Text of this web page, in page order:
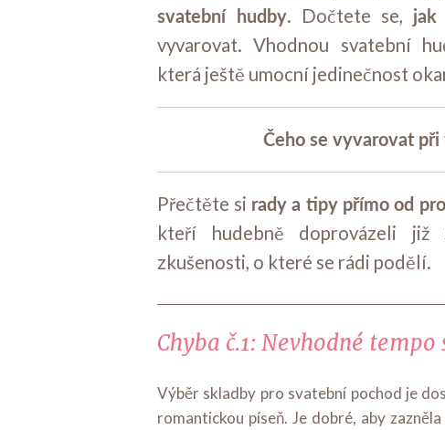
svatební hudby. Dočtete se, jak
vyvarovat. Vhodnou svatební
která ještě umocní jedinečnost
Čeho se vyvarovat
Přečtěte si rady a tipy přímo od
kteří hudebně doprovázeli již
zkušenosti, o které se rádi podělí.
Chyba č.1: Nevhodné
Výběr skladby pro svatební pochod je
romantickou píseň. Je dobré, aby zazněla